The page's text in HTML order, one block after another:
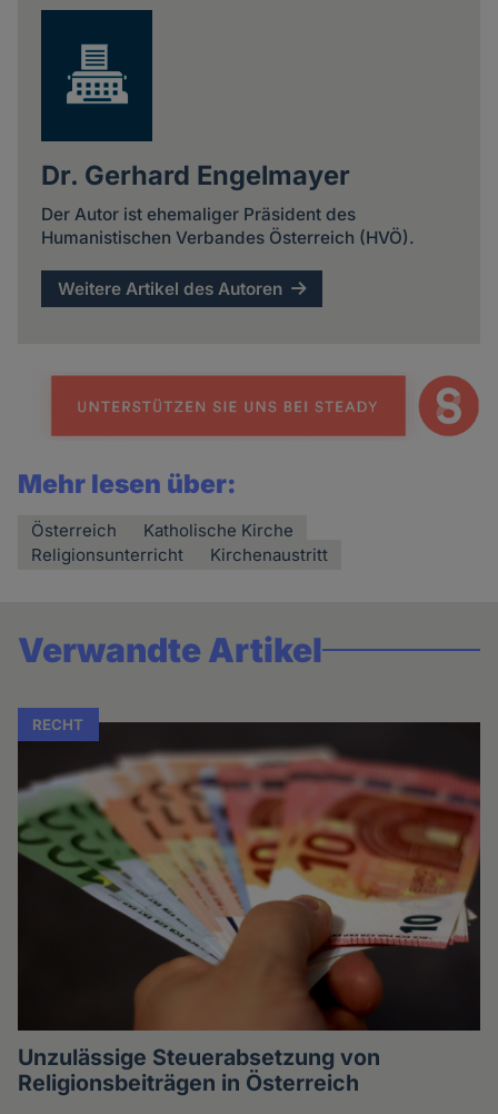
Dr. Gerhard Engelmayer
Der Autor ist ehemaliger Präsident des
Humanistischen Verbandes Österreich (HVÖ).
Weitere Artikel des Autoren
Mehr lesen über:
Österreich
Katholische Kirche
Religionsunterricht
Kirchenaustritt
Verwandte Artikel
RECHT
Unzulässige Steuerabsetzung von
Religionsbeiträgen in Österreich